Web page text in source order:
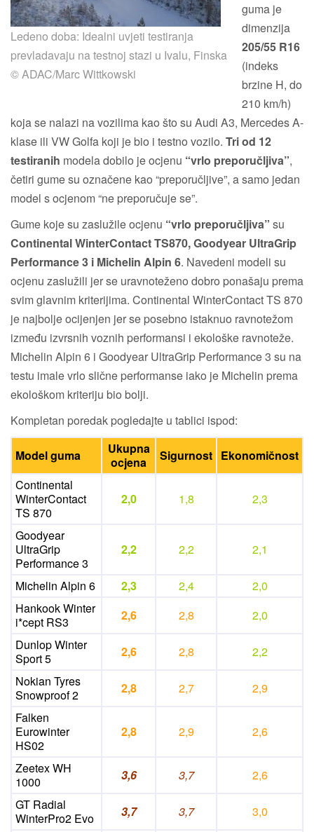
Ledeno doba: Idealni uvjeti testiranja
prevladavaju na testnoj stazi u Ivalu, Finska
© ADAC/Marc Wittkowski
guma je
dimenzija
205/55 R16
(indeks
brzine H, do
210 km/h)
koja se nalazi na vozilima kao što su Audi A3, Mercedes A-
klase ili VW Golfa koji je bio i testno vozilo. Tri od 12
testiranih modela dobilo je ocjenu “vrlo preporučljiva”,
četiri gume su označene kao “preporučljive”, a samo jedan
model s ocjenom “ne preporučuje se”.
Gume koje su zaslužile ocjenu “vrlo preporučljiva” su
Continental WinterContact TS870, Goodyear UltraGrip
Performance 3 i Michelin Alpin 6. Navedeni modeli su
ocjenu zaslužili jer se uravnoteženo dobro ponašaju prema
svim glavnim kriterijima. Continental WinterContact TS 870
je najbolje ocijenjen jer se posebno istaknuo ravnotežom
između izvrsnih voznih performansi i ekološke ravnoteže.
Michelin Alpin 6 i Goodyear UltraGrip Performance 3 su na
testu imale vrlo slične performanse iako je Michelin prema
ekološkom kriteriju bio bolji.
Kompletan poredak pogledajte u tablici ispod:
Model guma
Ukupna
ocjena
Sigurnost Ekonomičnost
Continental
WinterContact
TS 870
2,0 1,8 2,3
Goodyear
UltraGrip
Performance 3
2,2 2,2 2,1
Michelin Alpin 6 2,3 2,4
2,0
Hankook Winter
i*cept RS3
2,6 2,8
2,0
Dunlop Winter
Sport 5
2,6 2,8
2,2
Nokian Tyres
Snowproof 2
2,8 2,7
2,9
Falken
Eurowinter
HS02
2,8 2,9 2,6
Zeetex WH
1000
3,6 3,7
2,6
GT Radial
WinterPro2 Evo
3,7 3,7
3,0